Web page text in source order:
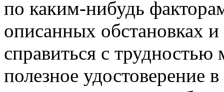
по каким-нибудь
описанных обстановках
справиться с
полезное удостоверение